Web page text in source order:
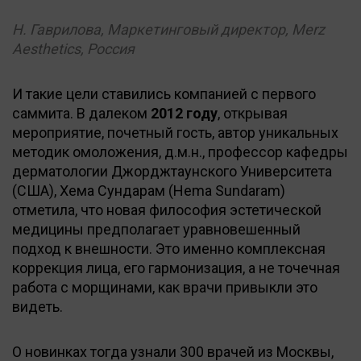
Н. Гаврилова, Маркетинговый директор, Merz
Aesthetics, Россия
И такие цели ставились компанией с первого
саммита. В далеком 2012 году, открывая
мероприятие, почетный гость, автор уникальных
методик омоложения, д.м.н., профессор кафедры
дерматологии Джорджтаунского Университета
(США), Хема Сундарам (Hema Sundaram)
отметила, что новая философия эстетической
медицины предполагает уравновешенный
подход к внешности. Это именно комплексная
коррекция лица, его гармонизация, а не точечная
работа с морщинами, как врачи привыкли это
видеть.
О новинках тогда узнали 300 врачей из Москвы,